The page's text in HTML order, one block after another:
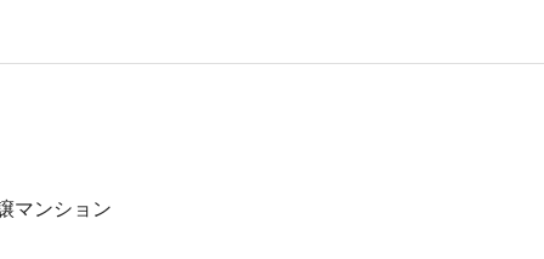
マンション